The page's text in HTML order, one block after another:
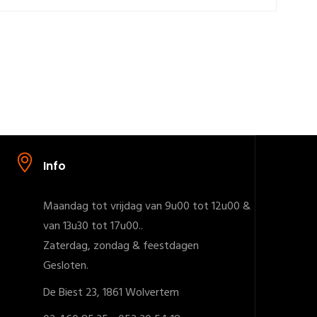
Info
Maandag tot vrijdag van 9u00 tot 12u00 &
van 13u30 tot 17u00..
Zaterdag, zondag & feestdagen
Gesloten.
De Biest 23, 1861 Wolvertem